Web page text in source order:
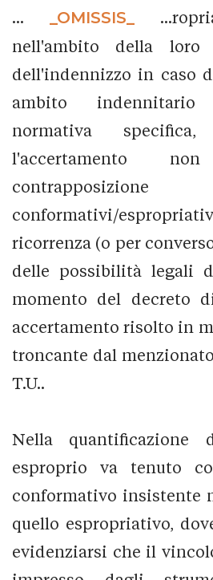
...
_OMISSIS_
nell'ambito della loro
dell'indennizzo in caso
ambito
normativa
l'accertamento
conformativi/
ricorrenza (o per
delle possibilità legali
momento del decreto
accertamento risolto in
troncante dal
T.U..
Nella quantificazione
esproprio va tenuto
conformativo insistente
quello espropriativo,
evidenziarsi che il